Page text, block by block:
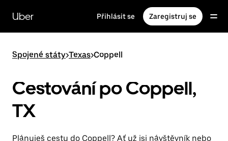
hlavní
obsah
Uber Přihlásit se Zaregistruj se
Spojené státy>Texas>Coppell
Cestování po Coppell,
TX
Plánuješ cestu do Coppell? Ať už jsi návštěvník nebo